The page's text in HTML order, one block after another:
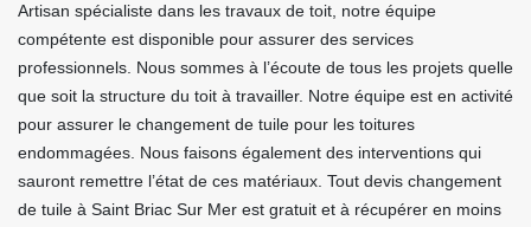
Artisan spécialiste dans les travaux de toit, notre équipe
compétente est disponible pour assurer des services
professionnels. Nous sommes à l’écoute de tous les projets quelle
que soit la structure du toit à travailler. Notre équipe est en activité
pour assurer le changement de tuile pour les toitures
endommagées. Nous faisons également des interventions qui
sauront remettre l’état de ces matériaux. Tout devis changement
de tuile à Saint Briac Sur Mer est gratuit et à récupérer en moins